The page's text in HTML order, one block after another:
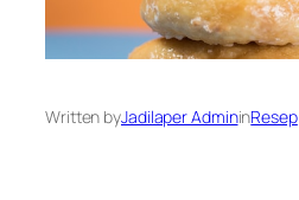
Written byJadilaper AdmininResep